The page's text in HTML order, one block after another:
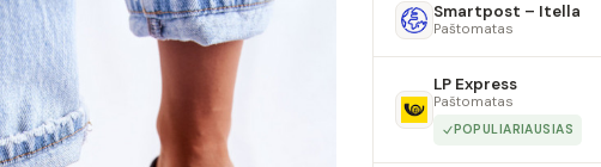
Smartpost – Itella
Paštomatas
LP Express
Paštomatas
POPULIARIAUSIAS